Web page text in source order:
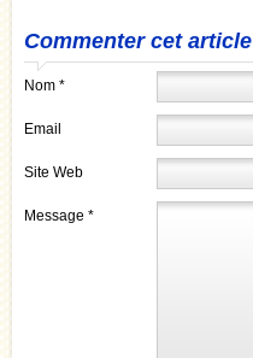
Commenter cet article
Nom *
Email
Site Web
Message *